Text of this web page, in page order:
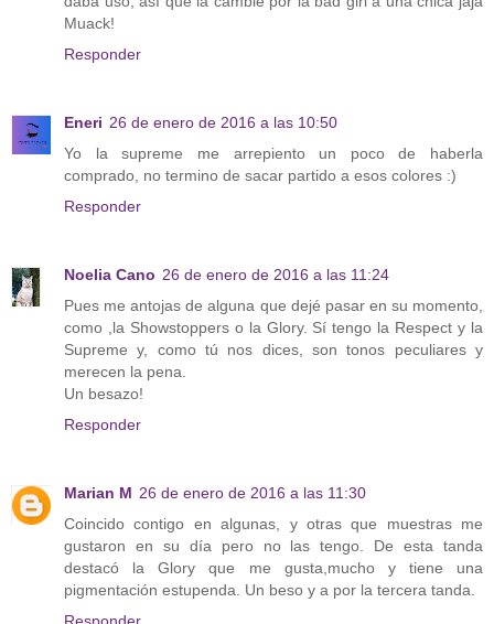
Muack!
Responder
Eneri 26 de enero de 2016 a las 10:50
Yo la supreme me arrepiento un poco de haberla
comprado, no termino de sacar partido a esos colores :)
Responder
Noelia Cano 26 de enero de 2016 a las 11:24
Pues me antojas de alguna que dejé pasar en su momento,
como ,la Showstoppers o la Glory. Sí tengo la Respect y la
Supreme y, como tú nos dices, son tonos peculiares y
merecen la pena.
Un besazo!
Responder
Marian M 26 de enero de 2016 a las 11:30
Coincido contigo en algunas, y otras que muestras me
gustaron en su día pero no las tengo. De esta tanda
destacó la Glory que me gusta,mucho y tiene una
pigmentación estupenda. Un beso y a por la tercera tanda.